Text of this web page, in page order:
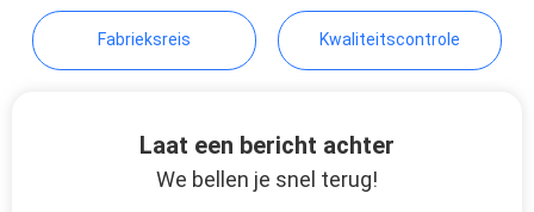
Fabrieksreis Kwaliteitscontrole
Laat een bericht achter
We bellen je snel terug!